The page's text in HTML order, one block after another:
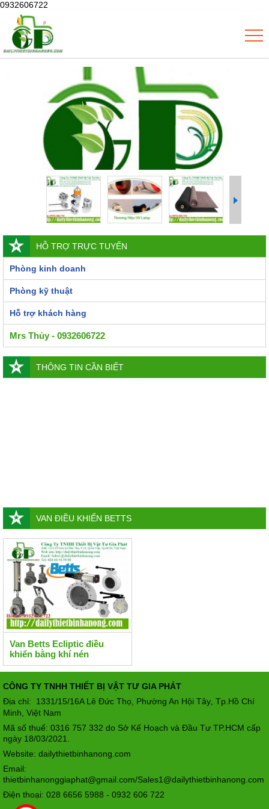
0932606722
HỖ TRỢ TRỰC TUYẾN
Phòng kinh doanh
Phòng kỹ thuật
Hỗ trợ khách hàng
Mrs Thủy - 0932606722
THÔNG TIN CẦN BIẾT
VAN ĐIỀU KHIỂN BETTS
Van Betts Ecliptic điều
khiển bằng khí nén
CÔNG TY TNHH THIẾT BỊ VẬT TƯ GIA PHÁT
Địa chỉ: 1331/15/16A Lê Đức Thọ, Phường An Hội Tây Tp.Hồ Chí
Minh, Việt Nam
Mã số thuế: 0316 757 332 do Sở Kế Hoạch và Đầu Tư TP.HCM cấp
ngày 18/03/2021.
Website: dailythietbinhanong.com
Email:
thietbinhanonggiaphat@gmail.com/Sales1@dailythietbinhanong.com
Điện thoại: 028 6656 5988 - 0932 606 722